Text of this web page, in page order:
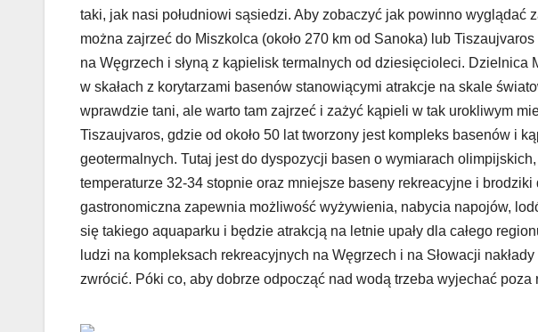
taki, jak nasi południowi sąsiedzi. Aby zobaczyć jak powinno wyglądać
można zajrzeć do Miszkolca (około 270 km od Sanoka) lub
na Węgrzech i słyną z kąpielisk termalnych od dziesięcioleci. Dzielnica
w skałach z korytarzami basenów stanowiącymi atrakcje na skale
wprawdzie tani, ale warto tam zajrzeć i zażyć kąpieli w tak urokliwym
Tiszaujvaros, gdzie od około 50 lat tworzony jest kompleks basenów i
geotermalnych. Tutaj jest do dyspozycji basen o wymiarach
temperaturze 32-34 stopnie oraz mniejsze baseny rekreacyjne i brodziki
gastronomiczna zapewnia możliwość wyżywienia, nabycia napojów,
się takiego aquaparku i będzie atrakcją na letnie upały dla całego
ludzi na kompleksach rekreacyjnych na Węgrzech i na Słowacji
zwrócić. Póki co, aby dobrze odpocząć nad wodą trzeba wyjechać